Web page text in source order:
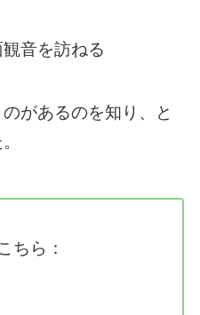
音を訪ねる
があるのを知り、と
ちら：